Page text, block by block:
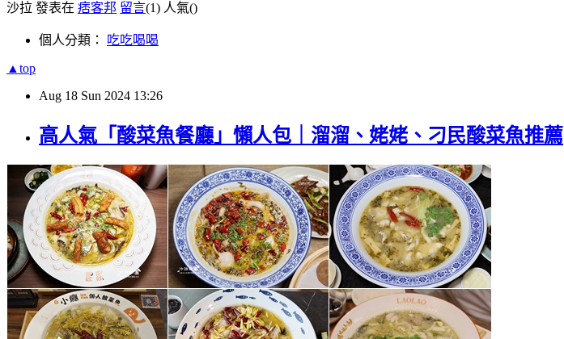
沙拉 發表在 痞客邦 留言(1) 人氣()
個人分類： 吃吃喝喝
▲top
Aug 18 Sun 2024 13:26
高人氣「酸菜魚餐廳」懶人包｜溜溜、姥姥、刁民酸菜魚推薦